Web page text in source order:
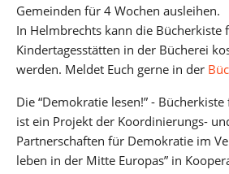
Gemeinden für 4 Wochen ausleihen.
In Helmbrechts kann die Bücherkiste
Kindertagesstätten in der Bücherei
werden. Meldet Euch gerne in der
Die “Demokratie lesen!” -
ist ein Projekt der Koordinierungs-
Partnerschaften für Demokratie im
leben in der Mitte Europas” in